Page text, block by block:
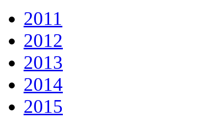
2011
2012
2013
2014
2015